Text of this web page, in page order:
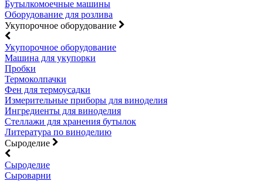
Бутылкомоечные машины
Оборудование для розлива
Укупорочное оборудование
Укупорочное оборудование
Машина для укупорки
Пробки
Термоколпачки
Фен для термоусадки
Измерительные приборы для виноделия
Ингредиенты для виноделия
Стеллажи для хранения бутылок
Литература по виноделию
Сыроделие
Сыроделие
Сыроварни